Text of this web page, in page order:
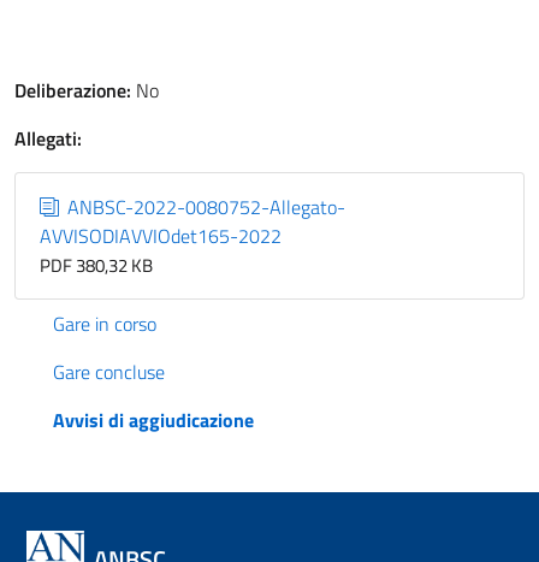
Deliberazione: No
Allegati:
ANBSC-2022-0080752-Allegato-
AVVISODIAVVIOdet165-2022
PDF 380,32 KB
Gare in corso
Gare concluse
Avvisi di aggiudicazione